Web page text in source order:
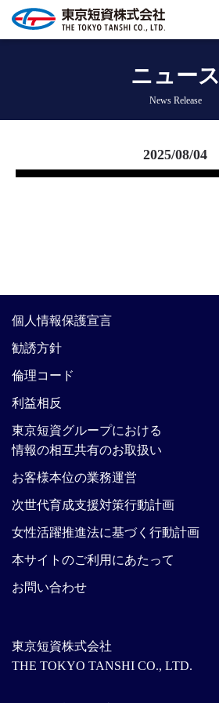
ニュース
News Release
2025/08/04
東京短資株式会社
THE TOKYO TANSHI CO., LTD.
個人情報保護宣言
勧誘方針
倫理コード
利益相反
東京短資グループにおける
情報の相互共有のお取扱い
お客様本位の業務運営
次世代育成支援対策行動計画
女性活躍推進法に基づく行動計画
本サイトのご利用にあたって
お問い合わせ